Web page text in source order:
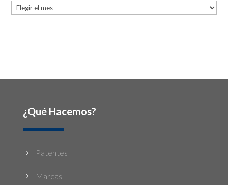
Archives
¿Qué Hacemos?
5 Patentes
5 Marcas